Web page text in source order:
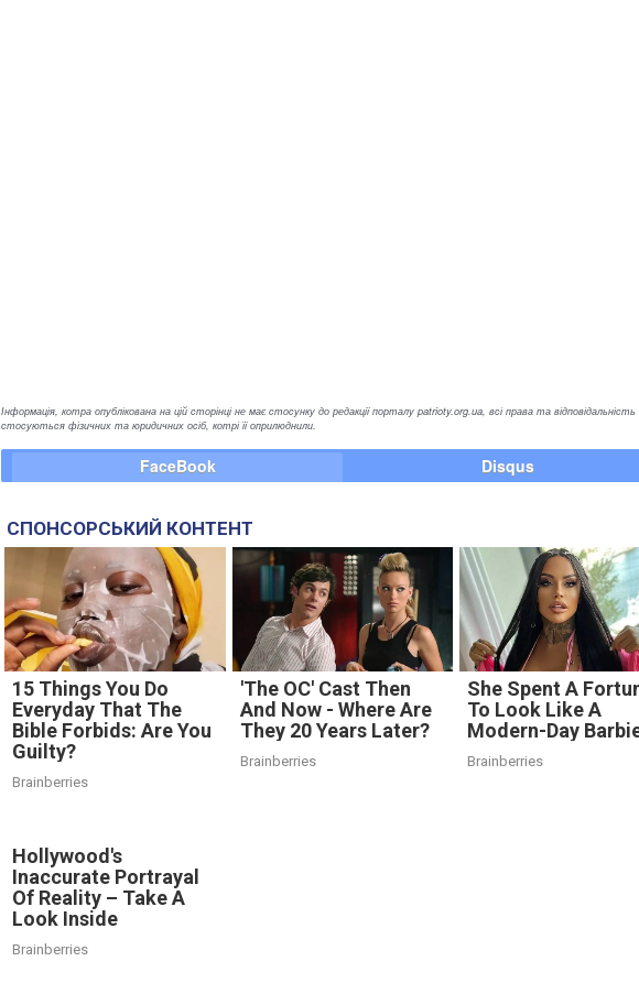
Інформація, котра опублікована на цій сторінці не має стосунку до редакції порталу patrioty.org.ua, всі права та відповідальність
стосуються фізичних та юридичних осіб, котрі її оприлюднили.
FaceBook Disqus
СПОНСОРСЬКИЙ КОНТЕНТ
15 Things You Do
Everyday That The
Bible Forbids: Are You
Guilty?
Brainberries
'The OC' Cast Then
And Now - Where Are
They 20 Years Later?
Brainberries
She Spent A
To Look Like A
Modern-Day
Brainberries
Hollywood's
Inaccurate Portrayal
Of Reality – Take A
Look Inside
Brainberries